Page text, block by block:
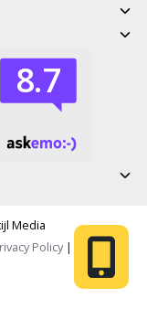
Media
Policy| RSS Feed